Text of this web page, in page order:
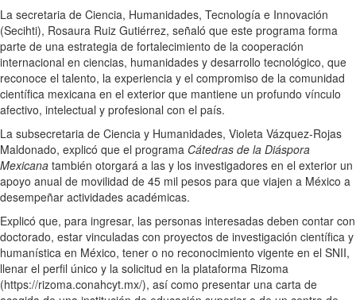
La secretaria de Ciencia, Humanidades, Tecnología e Innovación
(Secihti), Rosaura Ruiz Gutiérrez, señaló que este programa forma
parte de una estrategia de fortalecimiento de la cooperación
internacional en ciencias, humanidades y desarrollo tecnológico, que
reconoce el talento, la experiencia y el compromiso de la comunidad
científica mexicana en el exterior que mantiene un profundo vínculo
afectivo, intelectual y profesional con el país.
La subsecretaria de Ciencia y Humanidades, Violeta Vázquez-Rojas
Maldonado, explicó que el programa Cátedras de la Diáspora
Mexicana también otorgará a las y los investigadores en el exterior un
apoyo anual de movilidad de 45 mil pesos para que viajen a México a
desempeñar actividades académicas.
Explicó que, para ingresar, las personas interesadas deben contar con
doctorado, estar vinculadas con proyectos de investigación científica y
humanística en México, tener o no reconocimiento vigente en el SNII,
llenar el perfil único y la solicitud en la plataforma Rizoma
(https://rizoma.conahcyt.mx/), así como presentar una carta de